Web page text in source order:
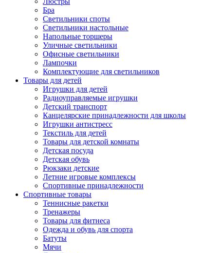
Бра
Светильники споты
Светильники настольные
Напольные торшеры
Уличные светильники
Офисные светильники
Лампочки
Комплектующие для светильников
Товары для детей
Игрушки для детей
Радиоуправляемые игрушки
Детский транспорт
Канцелярские принадлежности для школы
Игрушки антистресс
Текстиль для детей
Товары для детской комнаты
Детская посуда
Детская обувь
Рюкзаки детские
Летние игровые комплексы
Спортивные принадлежности
Спортивные товары
Теннисные ракетки
Тренажеры
Товары для фитнеса
Одежда и обувь для спорта
Батуты
Мячи